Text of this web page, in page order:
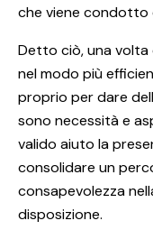
che viene condotto
Detto ciò, una volta
nel modo più
proprio per dare
sono necessità e
valido aiuto la
consolidare un
consapevolezza
disposizione.